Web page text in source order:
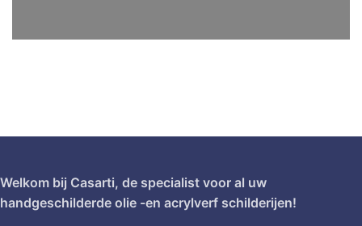
Welkom bij Casarti, de specialist voor al uw
handgeschilderde olie -en acrylverf schilderijen!